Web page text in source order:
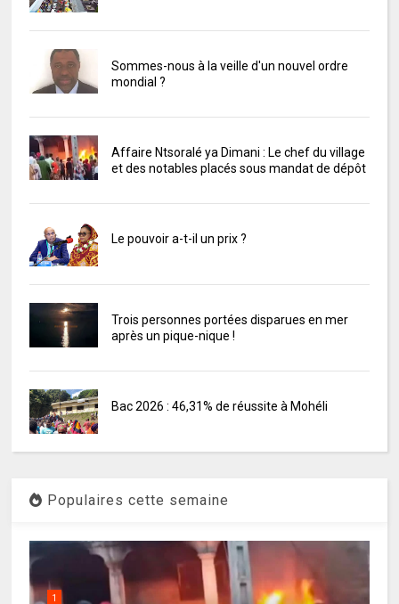
Sommes-nous à la veille d'un nouvel ordre
mondial ?
Affaire Ntsoralé ya Dimani : Le chef du village
et des notables placés sous mandat de dépôt
Le pouvoir a-t-il un prix ?
Trois personnes portées disparues en mer
après un pique-nique !
Bac 2026 : 46,31% de réussite à Mohéli
Populaires cette semaine
1